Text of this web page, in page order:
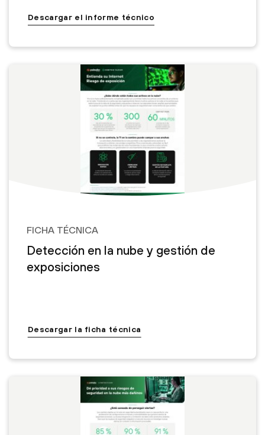
Descargar el informe técnico
FICHA TÉCNICA
Detección en la nube y gestión de
exposiciones
Descargar la ficha técnica